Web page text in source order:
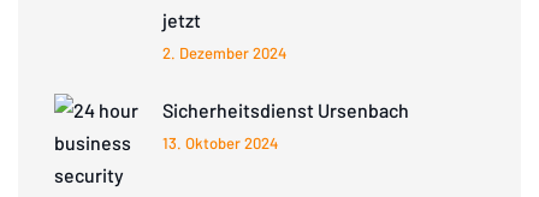
jetzt
2. Dezember 2024
Sicherheitsdienst Ursenbach
13. Oktober 2024